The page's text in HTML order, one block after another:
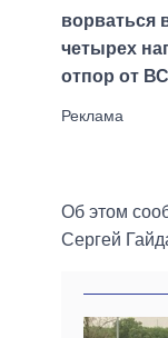
ворваться
четырех
отпор от
Об этом
Сергей